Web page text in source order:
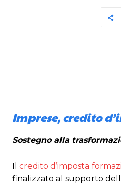
Imprese, credito
Sostegno alla
Il credito d’imposta
finalizzato al supporto